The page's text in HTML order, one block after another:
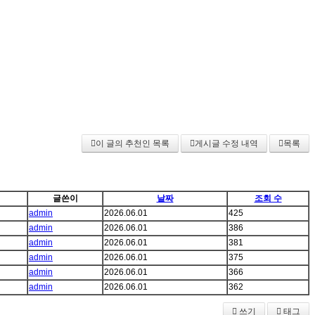
이 글의 추천인 목록 게시글 수정 내역 목록
글쓴이 날짜
조회 수
admin
2026.06.01
425
admin
2026.06.01
386
admin
2026.06.01
381
admin
2026.06.01
375
admin
2026.06.01
366
admin
2026.06.01 362
쓰기 태그